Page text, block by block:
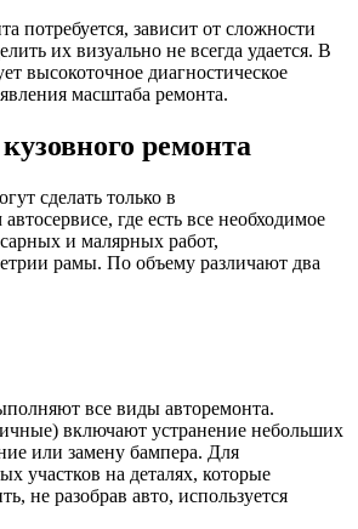
потребуется, зависит от сложности
их визуально не всегда удается. В
высокоточное диагностическое
масштаба ремонта.
ремонта
сделать только в
где есть все необходимое
и малярных работ,
рамы. По объему различают два
все виды авторемонта.
включают устранение небольших
или замену бампера. Для
участков на деталях, которые
не разобрав авто, используется